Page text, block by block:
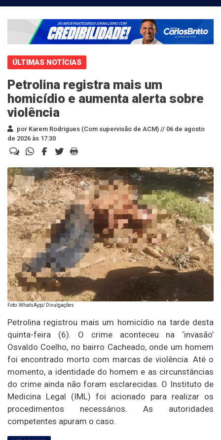
ÚLTIMAS NOTÍCIAS
Petrolina registra mais um
homicídio e aumenta alerta sobre
violência
por Karem Rodrigues (Com supervisão de ACM) // 06 de agosto
de 2026 às 17:30
Foto: WhatsApp/ Divulgações
Petrolina registrou mais um homicídio na tarde desta
quinta-feira (6). O crime aconteceu na ‘invasão’
Osvaldo Coelho, no bairro Cacheado, onde um homem
foi encontrado morto com marcas de violência. Até o
momento, a identidade do homem e as circunstâncias
do crime ainda não foram esclarecidas. O Instituto de
Medicina Legal (IML) foi acionado para realizar os
procedimentos necessários. As autoridades
competentes apuram o caso.